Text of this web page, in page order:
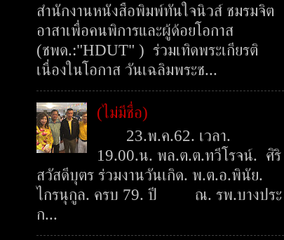
สำนักงานหนังสือพิมพ์ทันใจนิวส์ ชมรมจิต
อาสาเพื่อคนพิการและผู้ด้อยโอกาส
(ชพด.:"HDUT" ) ร่วมเทิดพระเกียรติ
เนื่องในโอกาส วันเฉลิมพระช...
(ไม่มีชื่อ)
23.พ.ค.62. เวลา.
19.00.น. พล.ต.ต.ทวีโรจน์. ศิริ
สวัสดีบุตร ร่วมงานวันเกิด. พ.ต.อ.พินัย.
ไกรนุกูล. ครบ 79. ปี ณ. รพ.บางประ
ก...